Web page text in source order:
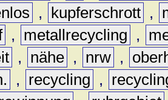
, kupferschrott ,
, metallrecycling ,
, nähe , nrw ,
, recycling ,